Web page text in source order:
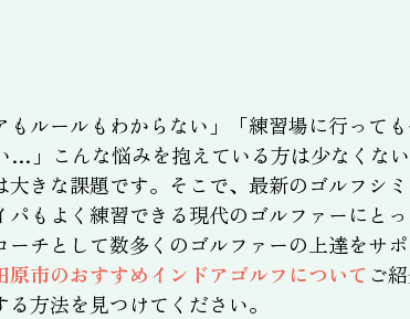
もルールもわからない」「練習場に行って
」こんな悩みを抱えている方は少なくな
きな課題です。そこで、最新のゴルフシ
もよく練習できる現代のゴルファーにと
チとして数多くのゴルファーの上達をサ
原市のおすすめインドアゴルフについて ご
方法を見つけてください。